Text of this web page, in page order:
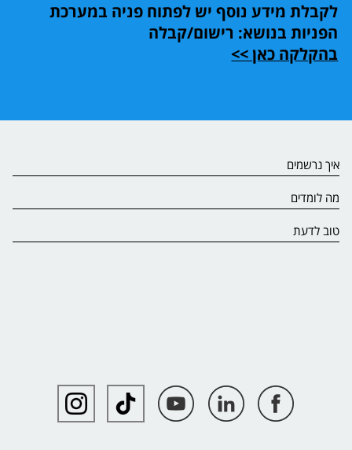
לקבלת מידע נוסף יש לפתוח פניה במערכת
הפניות בנושא: רישום/קבלה
בהקלקה כאן >>
איך נרשמים
מה לומדים
טוב לדעת